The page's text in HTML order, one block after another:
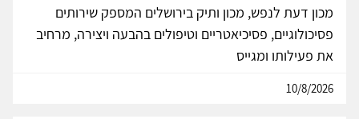
מכון דעת לנפש, מכון ותיק בירושלים המספק שירותים
פסיכולוגיים, פסיכיאטריים וטיפולים בהבעה ויצירה, מרחיב
את פעילותו ומגייס
10/8/2026